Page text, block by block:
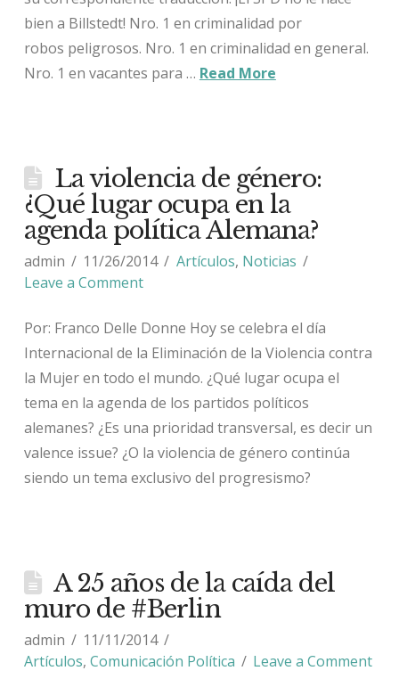
bien a Billstedt! Nro. 1 en criminalidad por
robos peligrosos. Nro. 1 en criminalidad en general.
Nro. 1 en vacantes para … Read More
La violencia de género:
¿Qué lugar ocupa en la
agenda política Alemana?
admin 11/26/2014 Artículos, Noticias
Leave a Comment
Por: Franco Delle Donne Hoy se celebra el día
Internacional de la Eliminación de la Violencia contra
la Mujer en todo el mundo. ¿Qué lugar ocupa el
tema en la agenda de los partidos políticos
alemanes? ¿Es una prioridad transversal, es decir un
valence issue? ¿O la violencia de género continúa
siendo un tema exclusivo del progresismo?
A 25 años de la caída del
muro de #Berlin
admin
11/11/2014
Artículos, Comunicación Política Leave a Comment